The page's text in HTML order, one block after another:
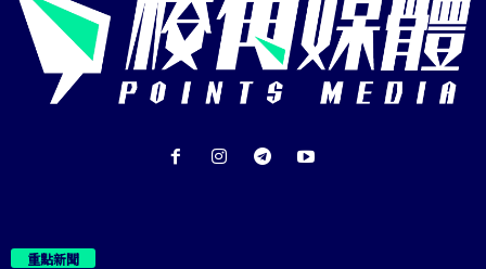
重點新聞